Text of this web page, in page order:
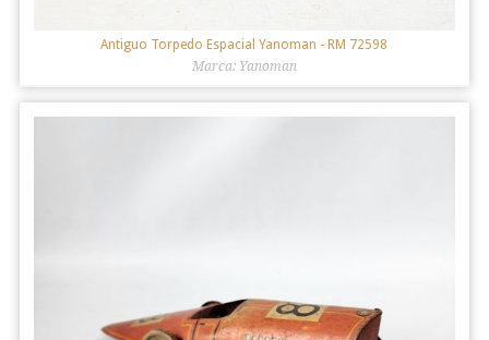
Antiguo Torpedo Espacial Yanoman - RM 72598
Marca: Yanoman